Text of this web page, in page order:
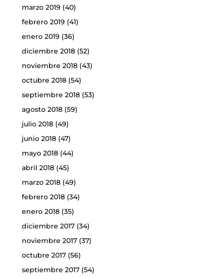
marzo 2019 (40)
febrero 2019 (41)
enero 2019 (36)
diciembre 2018(52)
noviembre 2018(43)
octubre 2018(54)
septiembre 2018(53)
agosto 2018(59)
julio 2018(49)
junio 2018(47)
mayo 2018(44)
abril 2018(45)
marzo 2018(49)
febrero 2018(34)
enero 2018(35)
diciembre 2017(34)
noviembre 2017(37)
octubre 2017(56)
septiembre 2017(54)